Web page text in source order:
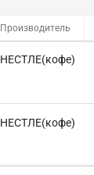
Производитель
НЕСТЛЕ(кофе)
НЕСТЛЕ(кофе)